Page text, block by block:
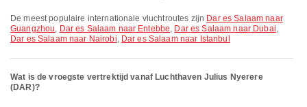
De meest populaire internationale vluchtroutes zijn Dar es Salaam naar
Guangzhou, Dar es Salaam naar Entebbe, Dar es Salaam naar Dubai,
Dar es Salaam naar Nairobi, Dar es Salaam naar Istanbul
Wat is de vroegste vertrektijd vanaf Luchthaven Julius Nyerere
(DAR)?